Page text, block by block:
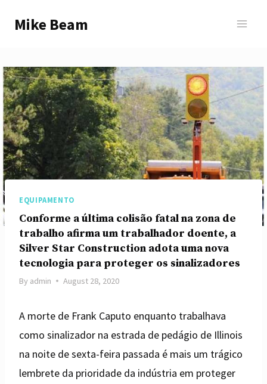
Mike Beam
EQUIPAMENTO
Conforme a última colisão fatal na zona de
trabalho afirma um trabalhador doente, a
Silver Star Construction adota uma nova
tecnologia para proteger os sinalizadores
By admin August 28, 2020
A morte de Frank Caputo enquanto trabalhava
como sinalizador na estrada de pedágio de Illinois
na noite de sexta-feira passada é mais um trágico
lembrete da prioridade da indústria em proteger